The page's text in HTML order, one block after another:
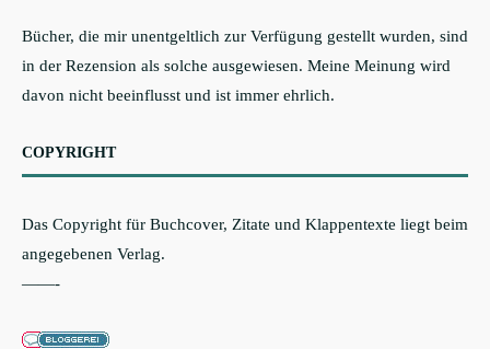
Bücher, die mir unentgeltlich zur Verfügung gestellt wurden, sind
in der Rezension als solche ausgewiesen. Meine Meinung wird
davon nicht beeinflusst und ist immer ehrlich.
COPYRIGHT
Das Copyright für Buchcover, Zitate und Klappentexte liegt beim
angegebenen Verlag.
——-